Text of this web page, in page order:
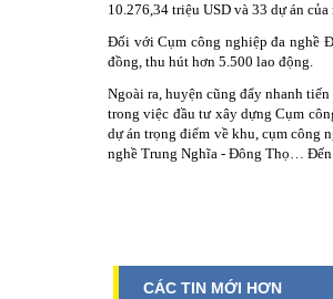
10.276,34 triệu USD và 33 dự án
Đối với Cụm công nghiệp đa nghề
đồng, thu hút hơn 5.500 lao động.
Ngoài ra, huyện cũng đẩy nhanh
trong việc đầu tư xây dựng Cụm
dự án trọng điểm về khu, cụm công
nghề Trung Nghĩa - Đông Thọ… Đến
CÁC TIN MỚI HƠN